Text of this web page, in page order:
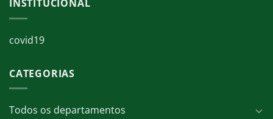
INSTITUCIONAL
covid19
CATEGORIAS
Todos os departamentos